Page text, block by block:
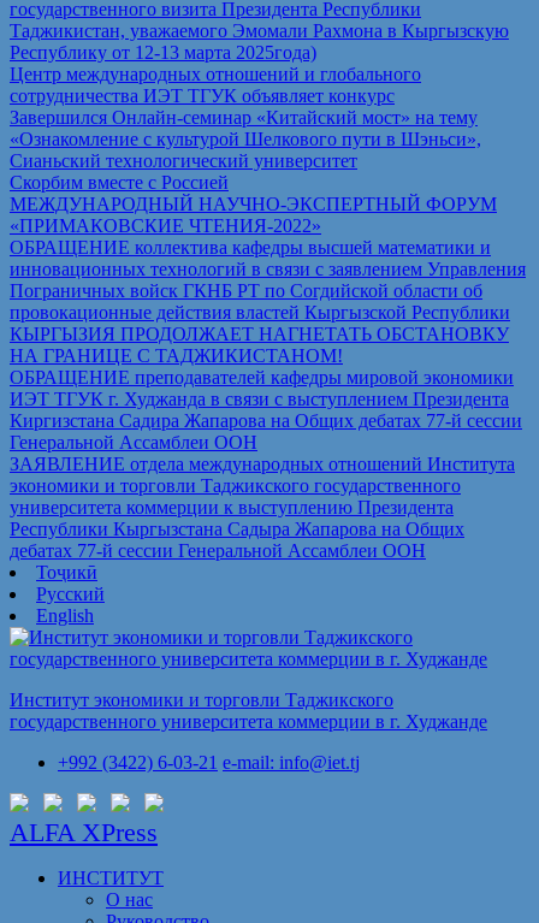
государственного визита Президента Республики
Таджикистан, уважаемого Эмомали Рахмона в Кыргызскую
Республику от 12-13 марта 2025года)
Центр международных отношений и глобального
сотрудничества ИЭТ ТГУК объявляет конкурс
Завершился Онлайн-семинар «Китайский мост» на тему
«Ознакомление с культурой Шелкового пути в Шэньси»,
Сианьский технологический университет
Скорбим вместе с Россией
МЕЖДУНАРОДНЫЙ НАУЧНО-ЭКСПЕРТНЫЙ ФОРУМ
«ПРИМАКОВСКИЕ ЧТЕНИЯ-2022»
ОБРАЩЕНИЕ коллектива кафедры высшей математики и
инновационных технологий в связи с заявлением Управления
Пограничных войск ГКНБ РТ по Согдийской области об
провокационные действия властей Кыргызской Республики
КЫРГЫЗИЯ ПРОДОЛЖАЕТ НАГНЕТАТЬ ОБСТАНОВКУ
НА ГРАНИЦЕ С ТАДЖИКИСТАНОМ!
ОБРАЩЕНИЕ преподавателей кафедры мировой экономики
ИЭТ ТГУК г. Худжанда в связи с выступлением Президента
Киргизстана Садира Жапарова на Общих дебатах 77-й сессии
Генеральной Ассамблеи ООН
ЗАЯВЛЕНИЕ отдела международных отношений Института
экономики и торговли Таджикского государственного
университета коммерции к выступлению Президента
Республики Кыргызстана Садыра Жапарова на Общих
дебатах 77-й сессии Генеральной Ассамблеи ООН
Тоҷикӣ
Русский
English
Институт экономики и торговли Таджикского
государственного университета коммерции в г. Худжанде
+992 (3422) 6-03-21 e-mail: info@iet.tj
ALFA XPress
ИНСТИТУТ
О нас